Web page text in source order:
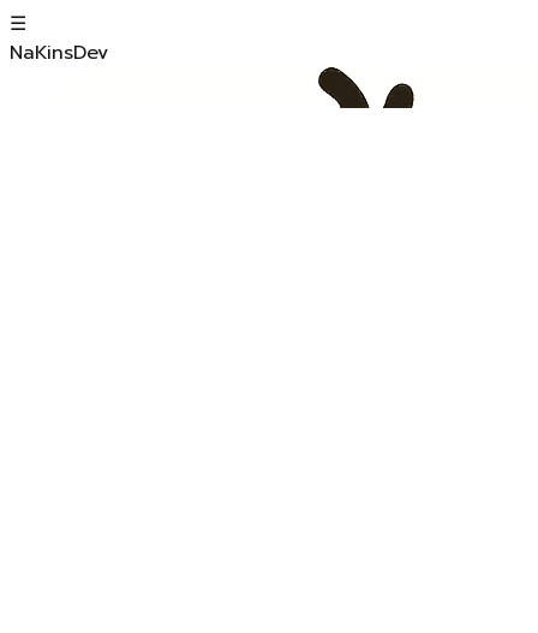
☰
NaKinsDev